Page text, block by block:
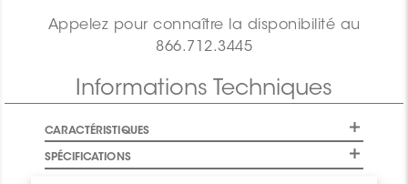
Appelez pour connaître la disponibilité au
866.712.3445
Informations Techniques
CARACTÉRISTIQUES
SPÉCIFICATIONS